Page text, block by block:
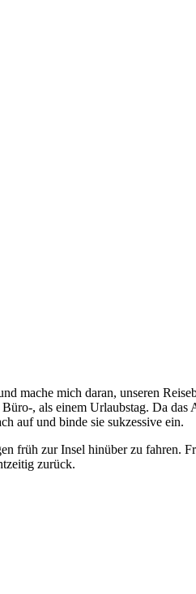
mache mich daran, unseren
, als einem Urlaubstag. Da
auf und binde sie sukzessive ein.
früh zur Insel hinüber zu fahren.
zurück.